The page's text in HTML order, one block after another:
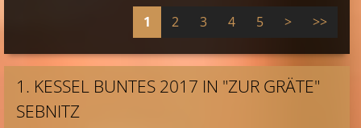
1 2 3 4 5 > >>
1. KESSEL BUNTES 2017 IN "ZUR GRÄTE"
SEBNITZ